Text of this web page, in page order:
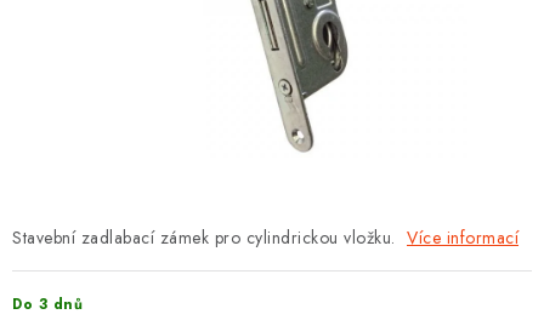
PROTIPOŽÁRNÍ BATERIOVÉ TREZORY NA LITHIOVÉ
NAŠE VÝHODY
REFERENCE
Stavební zadlabací zámek pro cylindrickou vložku. Více informací
Do 3 dnů